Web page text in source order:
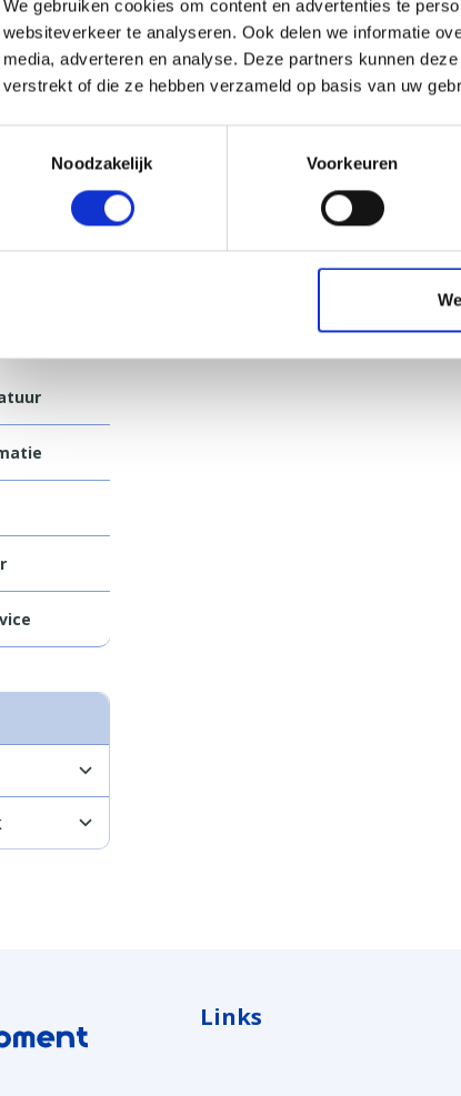
We gebruiken cookies om content en advertenties te
websiteverkeer te analyseren. Ook delen we informatie
media, adverteren en analyse. Deze partners kunnen
verstrekt of die ze hebben verzameld op basis van uw
Noodzakelijk
Voorkeuren
Links